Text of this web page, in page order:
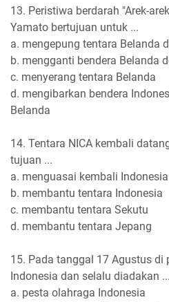
13. Peristiwa berdarah "Arek-
Yamato bertujuan untuk ...
a. mengepung tentara Belanda
b. mengganti bendera Belanda
c. menyerang tentara Belanda
d. mengibarkan bendera
Belanda
14. Tentara NICA kembali
tujuan ...
a. menguasai kembali Indonesia
b. membantu tentara Indonesia
c. membantu tentara Sekutu
d. membantu tentara Jepang
15. Pada tanggal 17 Agustus di
Indonesia dan selalu diadakan ...
a. pesta olahraga Indonesia